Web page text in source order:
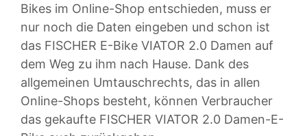
Bikes im Online-Shop entschieden, muss er
nur noch die Daten eingeben und schon ist
das FISCHER E-Bike VIATOR 2.0 Damen auf
dem Weg zu ihm nach Hause. Dank des
allgemeinen Umtauschrechts, das in allen
Online-Shops besteht, können Verbraucher
das gekaufte FISCHER VIATOR 2.0 Damen-E-